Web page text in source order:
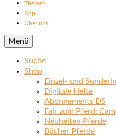
Themen
App
Über uns
Menü
Suche
Shop
Einzel- und
Digitale Hefte
Abonnements DS
Fair zum Pferd:
Neuheiten Pferde
Bücher Pferde